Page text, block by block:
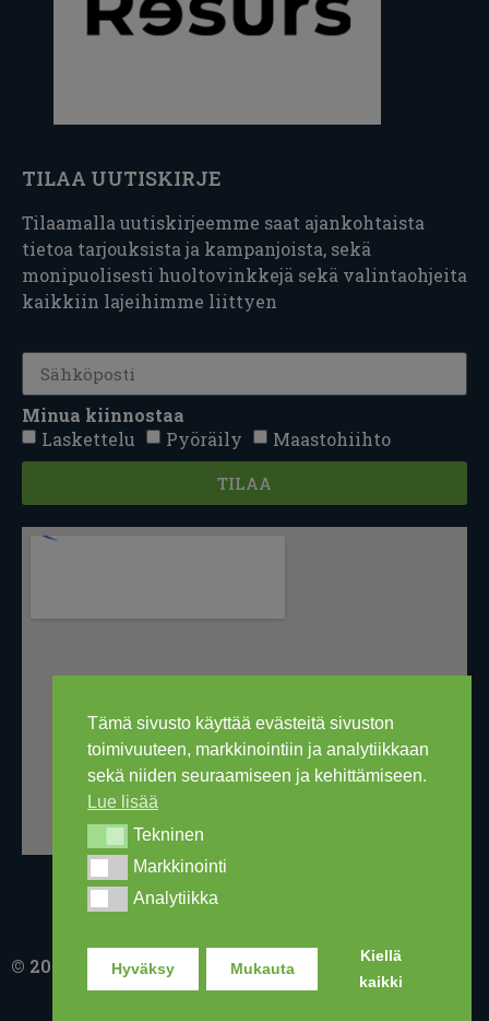
Tämä sivusto käyttää evästeitä sivuston
toimivuuteen, markkinointiin ja analytiikkaan
sekä niiden seuraamiseen ja kehittämiseen.
Lue lisää
TekninenTekninen
MarkkinointiMarkkinointi
AnalytiikkaAnalytiikka
Hyväksy Mukauta
Kiellä
kaikki
TILAA UUTISKIRJE
Tilaamalla uutiskirjeemme saat ajankohtaista
tietoa tarjouksista ja kampanjoista, sekä
monipuolisesti huoltovinkkejä sekä valintaohjeita
kaikkiin lajeihimme liittyen
Minua kiinnostaa
Laskettelu
Pyöräily Maastohiihto
TILAA
© 2016-2026 Ski Out Bike, Ski-Outlet Finland Oy